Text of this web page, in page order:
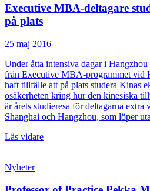
Executive MBA-deltagare
på plats
25 maj 2016
Under åtta intensiva dagar i
från Executive MBA-programmet vid
haft tillfälle att på plats studera Kinas
osäkerheten kring hur den kinesiska
är årets studieresa för deltagarna extra
Shanghai och Hangzhou, som löper
Läs vidare
Nyheter